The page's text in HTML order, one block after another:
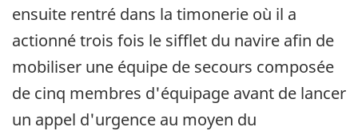
ensuite rentré dans la timonerie où il a
actionné trois fois le sifflet du navire afin de
mobiliser une équipe de secours composée
de cinq membres d'équipage avant de lancer
un appel d'urgence au moyen du